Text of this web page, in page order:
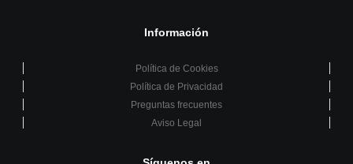
Información
Política de Cookies
Política de Privacidad
Preguntas frecuentes
Aviso Legal